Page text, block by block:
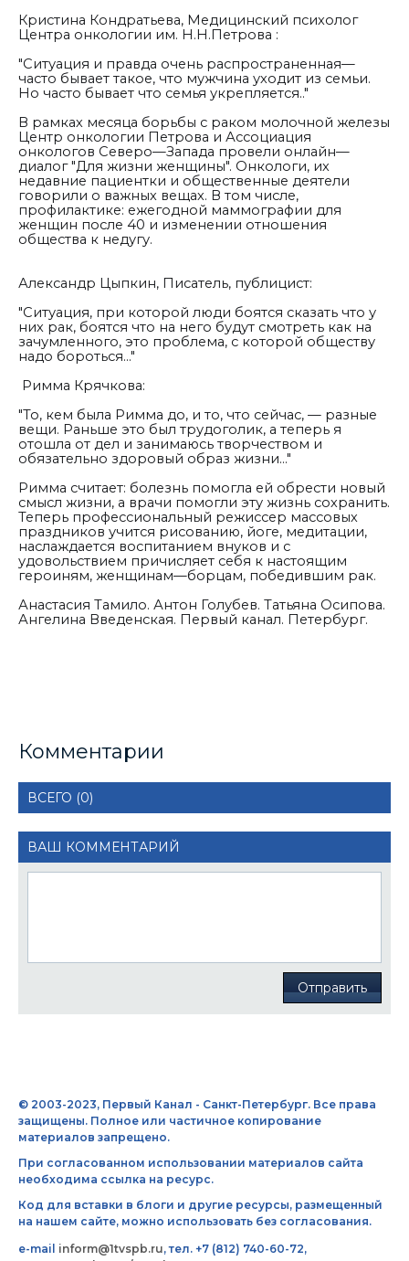
Кристина Кондратьева, Медицинский психолог
Центра онкологии им. Н.Н.Петрова :
"Ситуация и правда очень распространенная—
часто бывает такое, что мужчина уходит из семьи.
Но часто бывает что семья укрепляется.."
В рамках месяца борьбы с раком молочной железы
Центр онкологии Петрова и Ассоциация
онкологов Северо—Запада провели онлайн—
диалог "Для жизни женщины". Онкологи, их
недавние пациентки и общественные деятели
говорили о важных вещах. В том числе,
профилактике: ежегодной маммографии для
женщин после 40 и изменении отношения
общества к недугу.
Александр Цыпкин, Писатель, публицист:
"Ситуация, при которой люди боятся сказать что у
них рак, боятся что на него будут смотреть как на
зачумленного, это проблема, с которой обществу
надо бороться..."
Римма Крячкова:
"То, кем была Римма до, и то, что сейчас, — разные
вещи. Раньше это был трудоголик, а теперь я
отошла от дел и занимаюсь творчеством и
обязательно здоровый образ жизни..."
Римма считает: болезнь помогла ей обрести новый
смысл жизни, а врачи помогли эту жизнь сохранить.
Теперь профессиональный режиссер массовых
праздников учится рисованию, йоге, медитации,
наслаждается воспитанием внуков и с
удовольствием причисляет себя к настоящим
героиням, женщинам—борцам, победившим рак.
Анастасия Тамило. Антон Голубев. Татьяна Осипова.
Ангелина Введенская. Первый канал. Петербург.
Комментарии
ВСЕГО (0)
ВАШ КОММЕНТАРИЙ
Отправить
© 2003-2023, Первый Канал - Санкт-Петербург. Все права
защищены. Полное или частичное копирование
материалов запрещено.
При согласованном использовании материалов сайта
необходима ссылка на ресурс.
Код для вставки в блоги и другие ресурсы, размещенный
на нашем сайте, можно использовать без согласования.
e-mail inform@1tvspb.ru, тел. +7 (812) 740-60-72,